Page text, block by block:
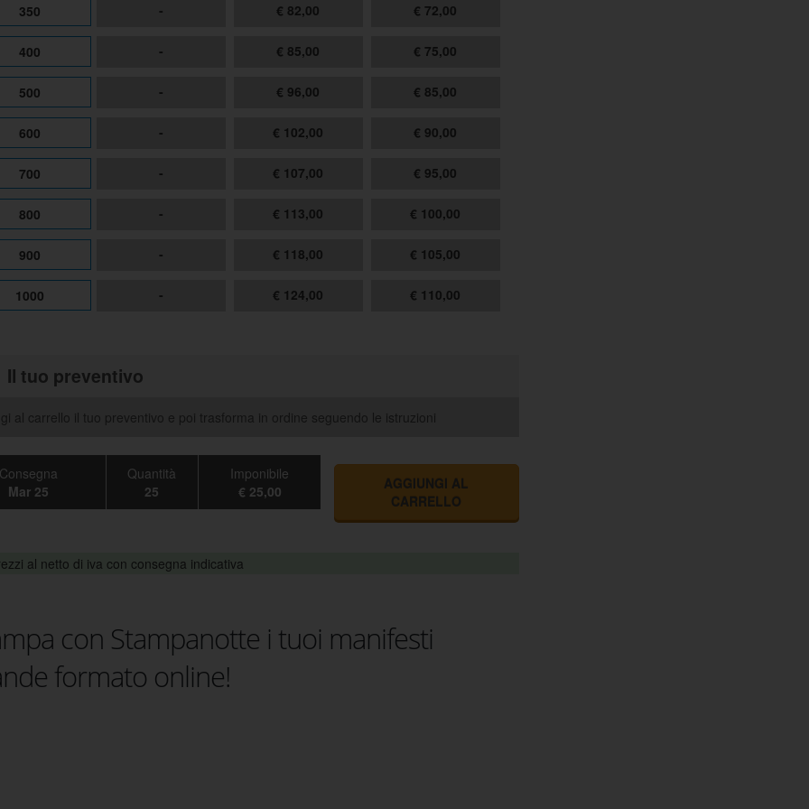
350 - € 82,00 € 72,00
400 - € 85,00 € 75,00
500 - € 96,00 € 85,00
600 - € 102,00 € 90,00
700 - € 107,00 € 95,00
800 - € 113,00 € 100,00
900 - € 118,00 € 105,00
1000 - € 124,00 € 110,00
Il tuo preventivo
al carrello il tuo preventivo e poi trasforma in ordine seguendo le istruzioni
Consegna
Mar 25
Quantità
25
Imponibile
€ 25,00
AGGIUNGI AL
CARRELLO
al netto di iva con consegna indicativa
con Stampanotte i tuoi manifesti
formato online!